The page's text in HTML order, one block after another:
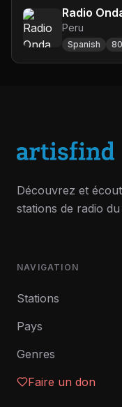
Radio
Peru
Spanish
Découvrez et
stations de radio
NAVIGATION
Stations
Pays
Genres
Faire un don